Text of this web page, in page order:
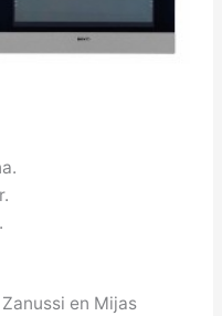
en Mijas